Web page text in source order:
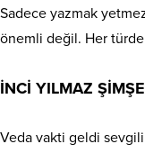
Sadece yazmak
önemli değil. Her
İNCİ YILMAZ
Veda vakti geldi